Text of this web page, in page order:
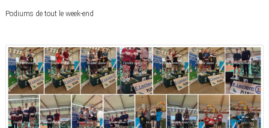
Podiums de toutle week-end